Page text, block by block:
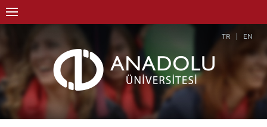
TR EN